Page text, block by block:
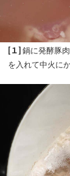
[１] 鍋に発酵豚
を入れて中火にか